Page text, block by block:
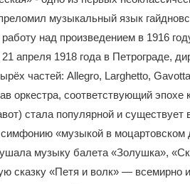
музыкальный язык
над произведением в 1916
апреля 1918 года в Петрограде,
частей: Allegro, Larghetto,
оркестра, соответствующий эпохе
стала популярной и
«музыкой в моцартовском
музыку балета «Золушка»,
сказку «Петя и волк» — всемирно